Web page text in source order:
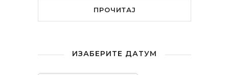
ПРОЧИТАЈ
ИЗАБЕРИТЕ ДАТУМ